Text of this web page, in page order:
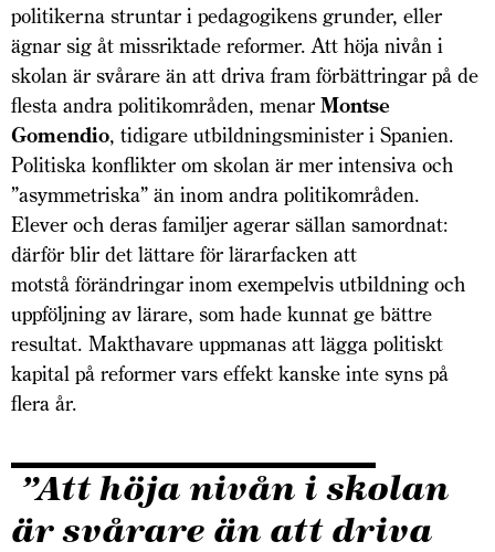
politikerna struntar i pedagogikens grunder, eller
ägnar sig åt missriktade reformer. Att höja nivån i
skolan är svårare än att driva fram förbättringar på de
flesta andra politikområden, menar Montse
Gomendio, tidigare utbildningsminister i Spanien.
Politiska konflikter om skolan är mer intensiva och
”asymmetriska” än inom andra politikområden.
Elever och deras familjer agerar sällan samordnat:
därför blir det lättare för lärarfacken att
motstå förändringar inom exempelvis utbildning och
upp­följning av lärare, som hade kunnat ge bättre
resultat. Makthavare uppmanas att lägga politiskt
kapital på reformer vars effekt kanske inte syns på
flera år.
”Att höja nivån i skolan
är svårare än att driva